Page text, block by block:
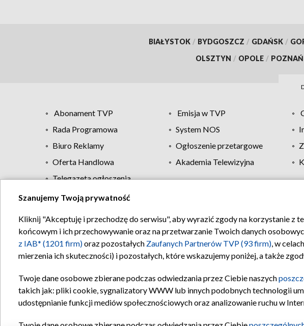
BIAŁYSTOK / BYDGOSZCZ / GDAŃSK /
OLSZTYN / OPOLE / POZNAŃ
Abonament TVP Emisja w TVP
Rada Programowa
System NOS
Biuro Reklamy
Ogłoszenie przetargowe
Oferta Handlowa
Akademia Telewizyjna
Telegazeta ogłoszenia
Regulamin TVP Polityka prywatności
Szanujemy Twoją prywatność
Kliknij "Akceptuję i przechodzę do serwisu", aby wyrazić zgody na korzystanie z
końcowym i ich przechowywanie oraz na przetwarzanie Twoich danych
z IAB* (1201 firm)oraz pozostałych Zaufanych Partnerów TVP (93 firm), w
mierzenia ich skuteczności) i pozostałych, które wskazujemy poniżej, a także
Twoje dane osobowe zbierane podczas odwiedzania przez Ciebie naszych
takich jak: pliki cookie, sygnalizatory WWW lub innych podobnych technologii
udostępnianie funkcji mediów społecznościowych oraz analizowanie ruchu w